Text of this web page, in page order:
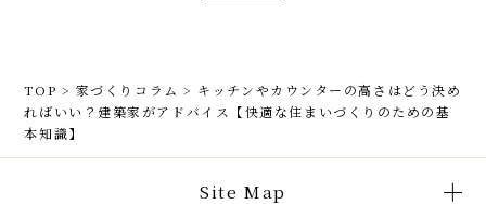
TOP > 家づくりコラム > キッチンやカウンターの高さはどう決め
ればいい？建築家がアドバイス【快適な住まいづくりのための基
本知識】
Site Map